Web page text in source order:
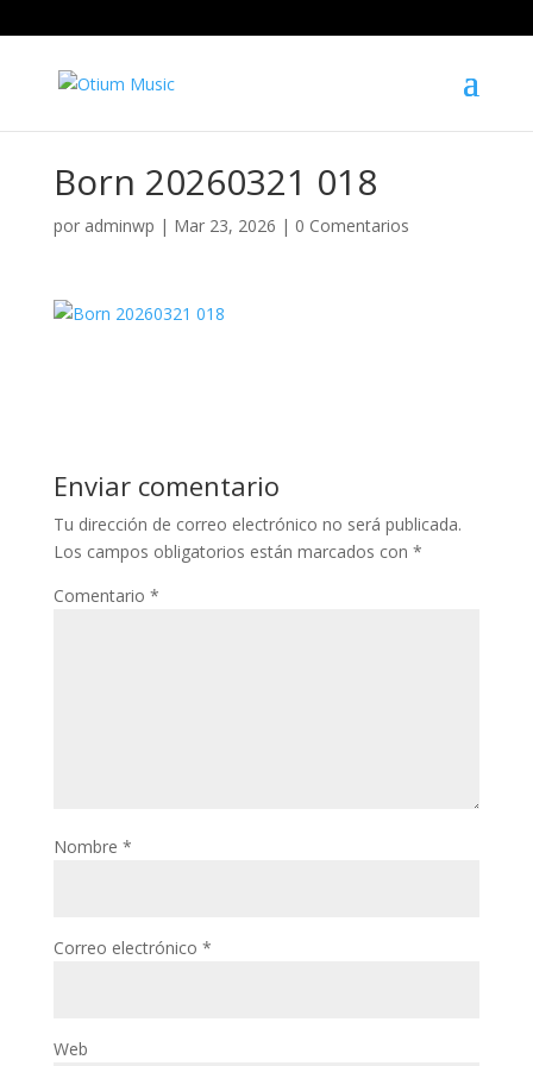
Born 20260321 018
por adminwp | Mar 23, 2026 | 0 Comentarios
Enviar comentario
Tu dirección de correo electrónico no será publicada.
Los campos obligatorios están marcados con *
Comentario *
Nombre *
Correo electrónico *
Web